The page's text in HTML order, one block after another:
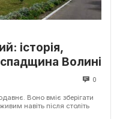
історія,
Волині
0
Воно вміє зберігати
навіть після століть